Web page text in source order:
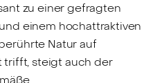
zu einer gefragten
einem hochattraktiven
Natur auf
trifft, steigt auch der